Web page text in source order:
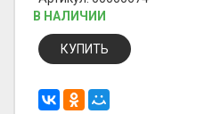
В НАЛИЧИИ
КУПИТЬ